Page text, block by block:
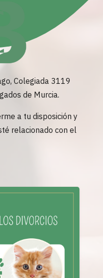
Colegiada 3119
de Murcia.
a tu disposición y
relacionado con el